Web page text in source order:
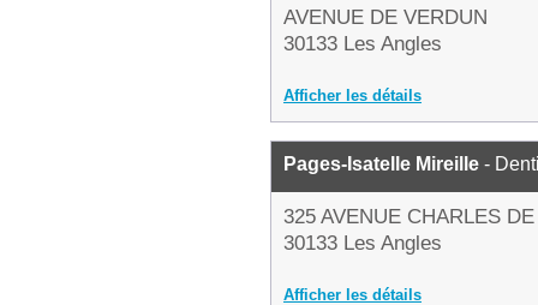
AVENUE DE VERDUN
30133 Les Angles
Afficher les détails
Pages-Isatelle Mireille -
325 AVENUE CHARLES
30133 Les Angles
Afficher les détails